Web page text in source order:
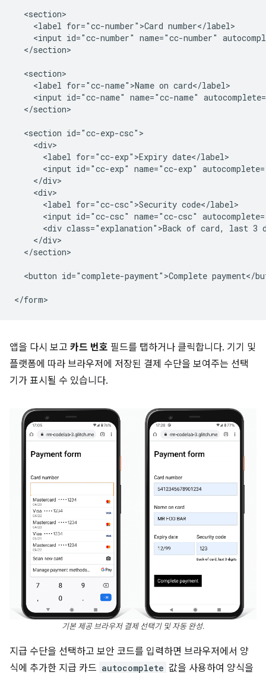
  <section>
    <label for="cc-number">Card number</label>
<input id="cc-number" name="cc-number"
  </section>
  <section>
    <label for="cc-name">Name on card</label>
<input id="cc-name" name="cc-name"
  </section>
  <section id="cc-exp-csc">
    <div>
      <label for="cc-exp">Expiry date</label>
<input id="cc-exp" name="cc-exp"
    </div>
    <div>
      <label for="cc-csc">Security code</label>
<input id="cc-csc" name="cc-csc"
<div class="explanation">Back of card, last 3
    </div>
  </section>
<button id="complete-payment">Complete payment</
앱을 다시 보고 카드 번호 필드를 탭하거나 클릭합니다. 기기 및
플랫폼에 따라 브라우저에 저장된 결제 수단을 보여주는 선택
기가 표시될 수 있습니다.
기본 제공 브라우저 결제 선택기 및 자동 완성.
지급 수단을 선택하고 보안 코드를 입력하면 브라우저에서 양
식에 추가한 지급 카드 autocomplete 값을 사용하여 양식을